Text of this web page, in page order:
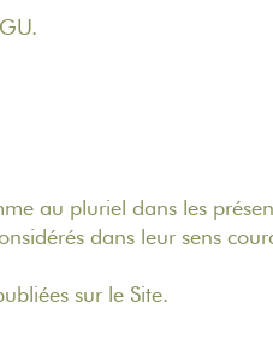
au pluriel dans les
dans leur sens
sur le Site.